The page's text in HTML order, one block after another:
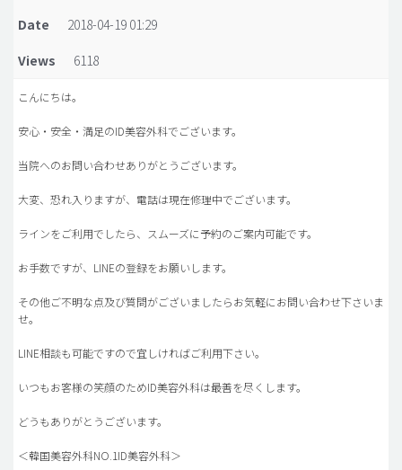
idリアルストーリー
idニュース
病院紹介
安全整形
料金一覧
Date
2018-04-19 01:29
Views
6118
こんにちは。
安心・安全・満足のID美容外科でございます。
当院へのお問い合わせありがとうございます。
大変、恐れ入りますが、電話は現在修理中でございます。
ラインをご利用でしたら、スムーズに予約のご案内可能です。
お手数ですが、LINEの登録をお願いします。
その他ご不明な点及び質問がございましたらお気軽にお問い合わせ下さいま
せ。
LINE相談も可能ですので宜しければご利用下さい。
いつもお客様の笑顔のためID美容外科は最善を尽くします。
どうもありがとうございます。
＜韓国美容外科NO.1ID美容外科＞